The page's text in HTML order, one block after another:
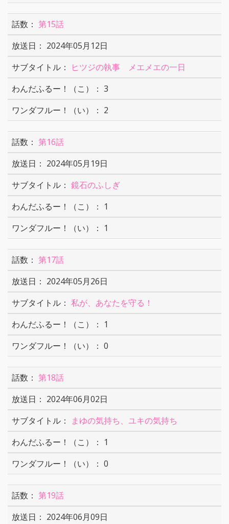
第15話
2024年05月12日
ヒツジの執事 メエメエの一日
3
2
第16話
2024年05月19日
鏡石のふしぎ
1
1
第17話
2024年05月26日
私が、あなたを守る！
1
0
第18話
2024年06月02日
まゆの気持ち、ユキの気持ち
1
0
第19話
2024年06月09日